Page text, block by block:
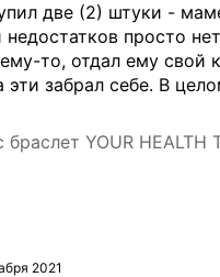
две (2) штуки -
недостатков просто
то, отдал ему свой
эти забрал себе. В
YOUR HEALTH
2021